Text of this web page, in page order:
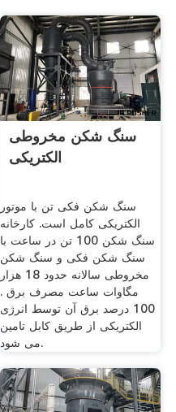
سنگ شکن مخروطی
الکتریکی
سنگ شکن فکی تن با موتور
الکتریکی کامل است. کارخانه
سنگ شکن 100 تن در ساعت با
سنگ شکن فکی و سنگ شکن
مخروطی سالانه حدود 18 هزار
مگاوات ساعت مصرف برق .
100 درصد برق آن توسط انرژی
الکتریکی از طریق کابل تامین
می شود.